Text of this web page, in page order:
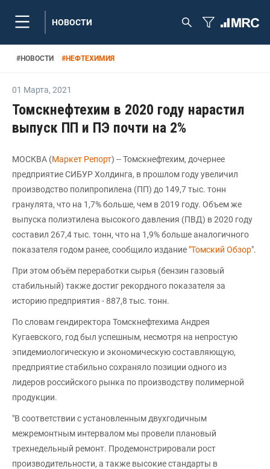
НОВОСТИ
#НОВОСТИ #НЕФТЕХИМИЯ
01 Марта, 2021
Томскнефтехим в 2020 году нарастил
выпуск ПП и ПЭ почти на 2%
МОСКВА (Маркет Репорт) -- Томскнефтехим, дочернее
предприятие СИБУР Холдинга, в прошлом году увеличил
производство полипропилена (ПП) до 149,7 тыс. тонн
гранулята, что на 1,7% больше, чем в 2019 году. Объем же
выпуска полиэтилена высокого давления (ПВД) в 2020 году
составил 267,4 тыс. тонн, что на 1,9% больше аналогичного
показателя годом ранее, сообщило издание "Томский Обзор".
При этом объём переработки сырья (бензин газовый
стабильный) также достиг рекордного показателя за
историю предприятия - 887,8 тыс. тонн.
По словам гендиректора Томскнефтехима Андрея
Кугаевского, год был успешным, несмотря на непростую
эпидемиологическую и экономическую составляющую,
предприятие стабильно сохраняло позиции одного из
лидеров российского рынка по производству полимерной
продукции.
"В соответствии с установленным двухгодичным
межремонтным интервалом мы провели плановый
трехнедельный ремонт. Продемонстрировали рост
производительности, а также высокие стандарты в